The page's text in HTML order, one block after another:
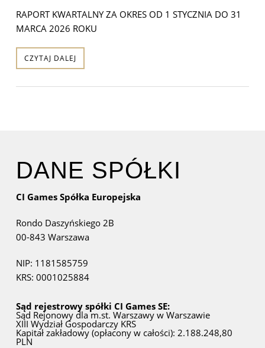
RAPORT KWARTALNY ZA OKRES OD 1 STYCZNIA DO 31
MARCA 2026 ROKU
CZYTAJ DALEJ
DANE SPÓŁKI
CI Games Spółka Europejska
Rondo Daszyńskiego 2B
00-843 Warszawa
NIP: 1181585759
KRS: 0001025884
Sąd rejestrowy spółki CI Games SE:
Sąd Rejonowy dla m.st. Warszawy w Warszawie
XIII Wydział Gospodarczy KRS
Kapitał zakładowy (opłacony w całości): 2.188.248,80
PLN